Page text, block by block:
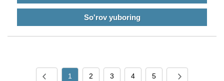
So'rov yuboring
1 2 3 4 5